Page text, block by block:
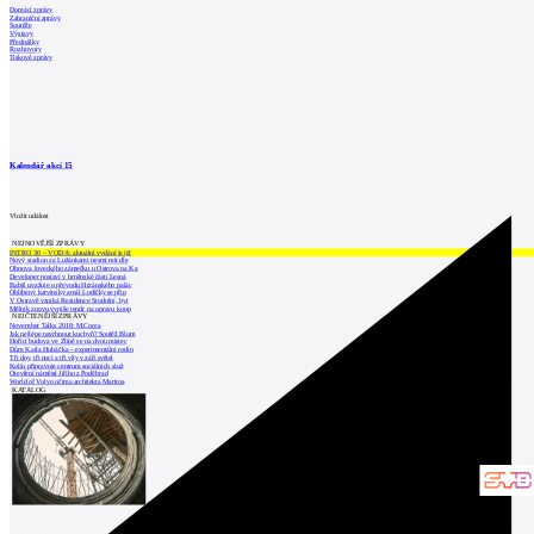
Domácí zprávy
Zahraniční zprávy
Soutěže
Výstavy
Přednášky
Rozhovory
Tiskové zprávy
Kalendář akcí 15
Vložit událost
NEJNOVĚJŠÍ ZPRÁVY
INTRO 30 – VODA: aktuální vydání je již
Nový stadion za Lužánkami nesmí mít dle
Obnova loveckého zámečku u Ostrova na Ka
Developer postaví v brněnské části Lesná
Babiš uvažuje o převodu Hrzánského palác
Oblíbený karvinský areál Lodičky se přip
V Ostravě vzniká Rezidence Stodolní, byt
Mělník znovu vypíše tendr na opravu koup
NEJČTENĚJŠÍ ZPRÁVY
November Talks 2018: M.Corea
Jak nejlépe navrhnout kuchyň? Soutěž Blum
Hořící budova ve Zlíně se na dvou místec
Dům Karla Hubáčka – experimentální rodin
Tři dny, tři noci a tři vily v záři světel
Kolín připravuje centrum sociálních služ
Otevření náměstí Jiřího z Poděbrad
World of Volvo očima architekta Martina
KATALOG